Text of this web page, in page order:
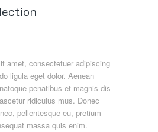
amet, consectetuer adipiscing
ligula eget dolor. Aenean
penatibus et magnis dis
ridiculus mus. Donec
pellentesque eu, pretium
massa quis enim.